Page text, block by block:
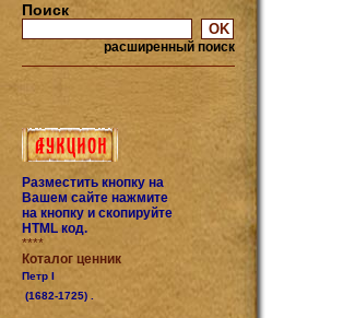
Поиск
расширенный поиск
Разместить кнопку на
Вашем сайте нажмите
на кнопку и скопируйте
HTML код.
****
Коталог ценник
Петр I
(1682-1725) .